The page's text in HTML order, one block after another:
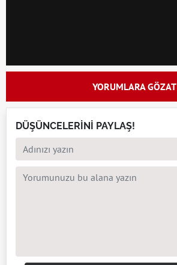
YORUMLARA GÖZAT
DÜŞÜNCELERİNİ PAYLAŞ!